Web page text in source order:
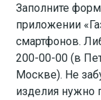
Заполните
приложении
смартфонов.
200-00-00 (в
Москве). Не
изделия нужно